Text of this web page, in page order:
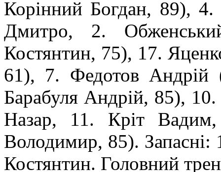
Корінний Богдан, 89),
Дмитро, 2.
Костянтин, 75), 17.
61), 7. Федотов Андрій
Барабуля Андрій, 85),
Назар, 11. Кріт
Володимир, 85). Запасні:
Костянтин. Головний